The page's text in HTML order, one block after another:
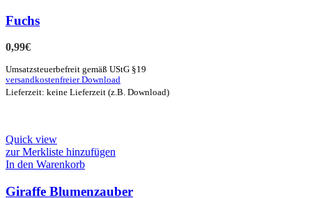
Fuchs
0,99€
Umsatzsteuerbefreit gemäß UStG §19
versandkostenfreier Download
Lieferzeit: keine Lieferzeit (z.B. Download)
Quick view
zur Merkliste hinzufügen
In den Warenkorb
Giraffe Blumenzauber